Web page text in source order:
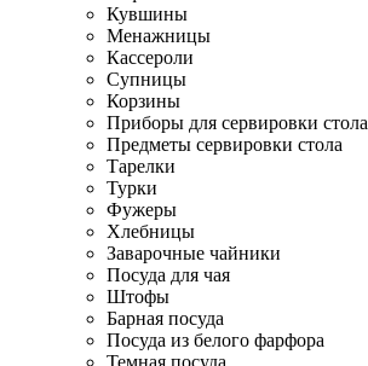
Кувшины
Менажницы
Кассероли
Супницы
Корзины
Приборы для сервировки стола
Предметы сервировки стола
Тарелки
Турки
Фужеры
Хлебницы
Заварочные чайники
Посуда для чая
Штофы
Барная посуда
Посуда из белого фарфора
Темная посуда